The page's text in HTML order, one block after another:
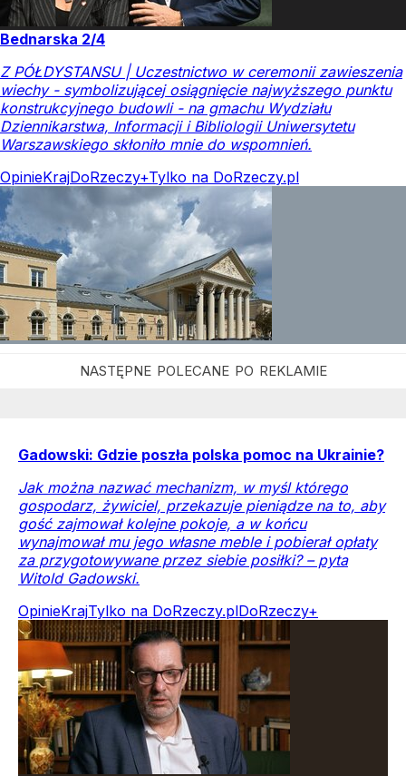
Bednarska 2/4
Z PÓŁDYSTANSU | Uczestnictwo w ceremonii zawieszenia
wiechy - symbolizującej osiągnięcie najwyższego punktu
konstrukcyjnego budowli - na gmachu Wydziału
Dziennikarstwa, Informacji i Bibliologii Uniwersytetu
Warszawskiego skłoniło mnie do wspomnień.
OpinieKrajDoRzeczy+Tylko na DoRzeczy.pl
Gadowski: Gdzie poszła polska pomoc na Ukrainie?
Jak można nazwać mechanizm, w myśl którego
gospodarz, żywiciel, przekazuje pieniądze na to, aby
gość zajmował kolejne pokoje, a w końcu
wynajmował mu jego własne meble i pobierał opłaty
za przygotowywane przez siebie posiłki? – pyta
Witold Gadowski.
OpinieKrajTylko na DoRzeczy.plDoRzeczy+